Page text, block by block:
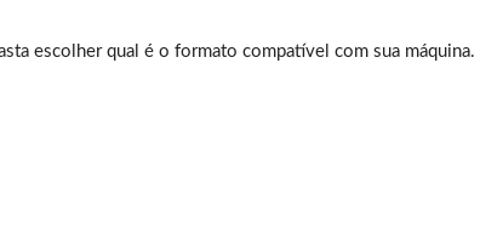
escolher qual é o formato compatível com sua máquina.